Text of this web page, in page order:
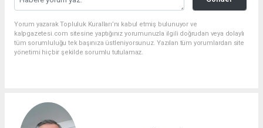
Yorum yazarak Topluluk Kuralları’nı kabul etmiş bulunuyor ve
kalpgazetesi.com sitesine yaptığınız yorumunuzla ilgili doğrudan veya dolaylı
tüm sorumluluğu tek başınıza üstleniyorsunuz. Yazılan tüm yorumlardan site
yönetimi hiçbir şekilde sorumlu tutulamaz.